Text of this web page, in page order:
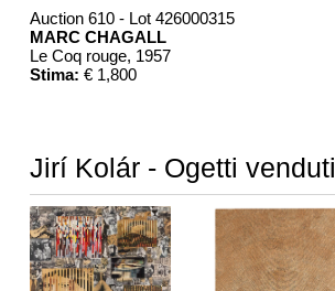
Auction 610 - Lot 426000315
MARC CHAGALL
Le Coq rouge, 1957
Stima: € 1,800
Jirí Kolár - Ogetti venduti